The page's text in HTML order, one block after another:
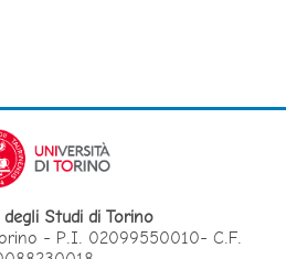
Studi di Torino
- P.I. 02099550010- C.F.